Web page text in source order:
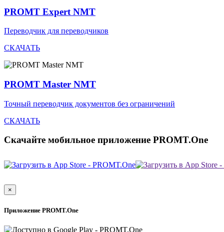
PROMT Expert NMT
Переводчик для переводчиков
СКАЧАТЬ
PROMT Master NMT
Точный переводчик документов без ограничений
СКАЧАТЬ
Скачайте мобильное приложение PROMT.One
×
Приложение PROMT.One